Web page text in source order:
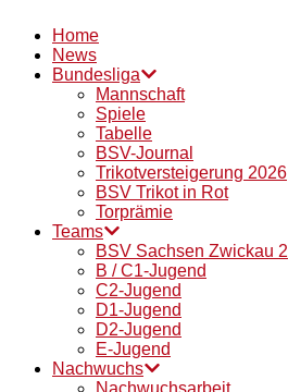
Home
News
Bundesliga
Mannschaft
Spiele
Tabelle
BSV-Journal
Trikotversteigerung 2026
BSV Trikot in Rot
Torprämie
Teams
BSV Sachsen Zwickau 2
B / C1-Jugend
C2-Jugend
D1-Jugend
D2-Jugend
E-Jugend
Nachwuchs
Nachwuchsarbeit